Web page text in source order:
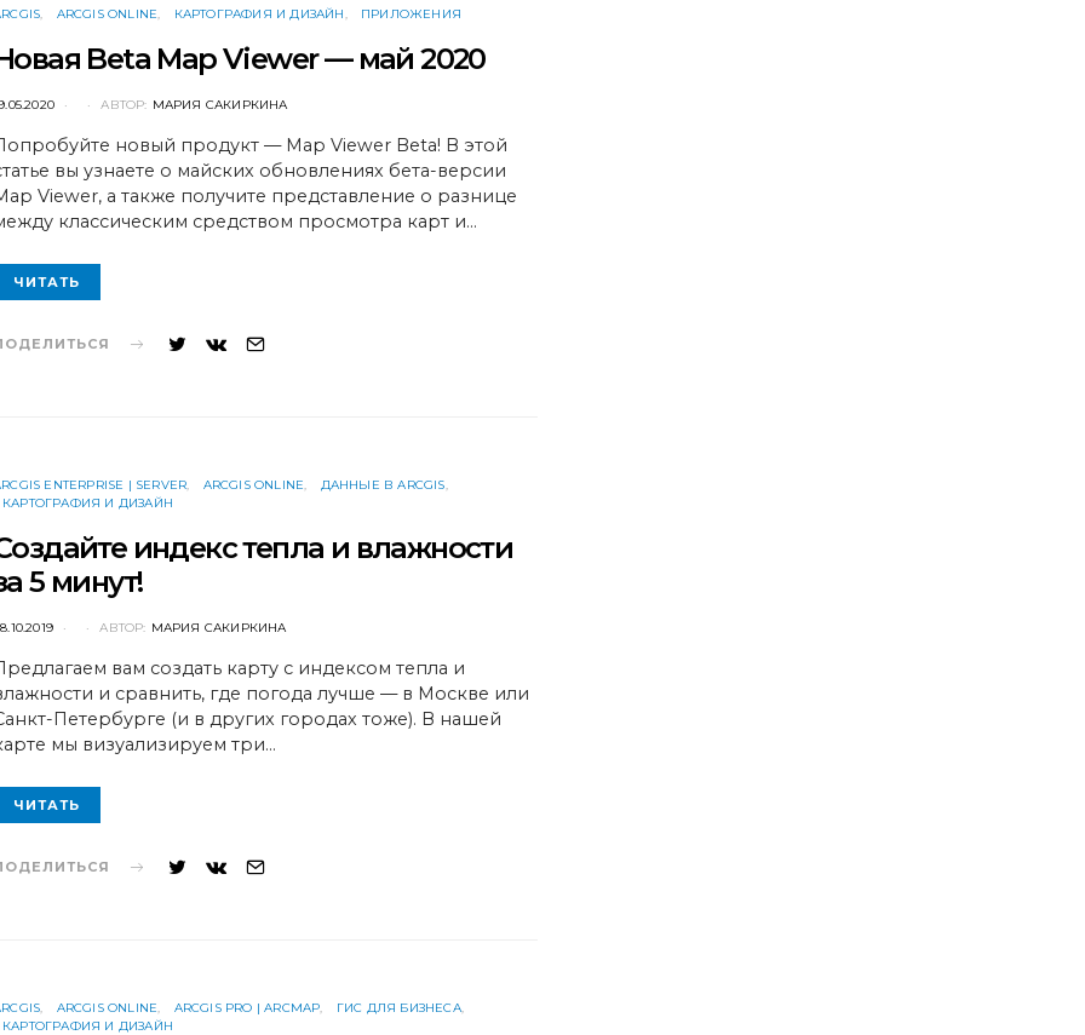
ARCGIS ONLINE КАРТОГРАФИЯ И ДИЗАЙН ПРИЛОЖЕНИЯ
Beta Map Viewer — май 2020
АВТОР: МАРИЯ САКИРКИНА
новый продукт — Map Viewer Beta! В этой
вы узнаете о майских обновлениях бета-версии
Viewer, а также получите представление о разнице
классическим средством просмотра карт и…
ЧИТАТЬ
ENTERPRISE | SERVER ARCGIS ONLINE
ДАННЫЕ В ARCGIS
КАРТОГРАФИЯ И ДИЗАЙН
индекс тепла и влажности
5 минут!
АВТОР: МАРИЯ САКИРКИНА
вам создать карту с индексом тепла и
и сравнить, где погода лучше — в Москве или
Петербурге (и в других городах тоже). В нашей
мы визуализируем три…
ЧИТАТЬ
ARCGIS ONLINE ARCGIS PRO | ARCMAP
ГИС ДЛЯ БИЗНЕСА
КАРТОГРАФИЯ И ДИЗАЙН